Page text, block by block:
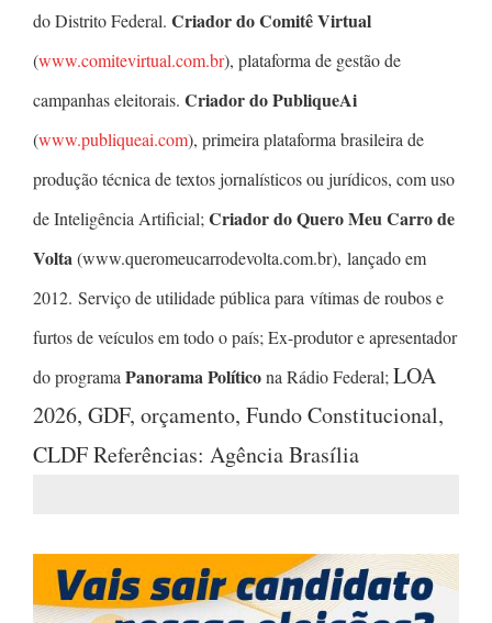
do Distrito Federal. Criador do Comitê Virtual
(www.comitevirtual.com.br), plataforma de gestão de
campanhas eleitorais. Criador do PubliqueAi
(www.publiqueai.com), primeira plataforma brasileira de
produção técnica de textos jornalísticos ou jurídicos, com uso
de Inteligência Artificial; Criador do Quero Meu Carro de
Volta(www.queromeucarrodevolta.com.br), lançado em
2012. Serviço de utilidade pública para vítimas de roubos e
furtos de veículos em todo o país; Ex-produtor e apresentador
do programa Panorama Políticona Rádio Federal; LOA
2026, GDF, orçamento, Fundo Constitucional,
CLDF Referências: Agência Brasília